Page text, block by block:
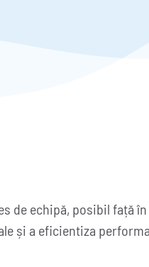
de echipă, posibil față
și a eficientiza